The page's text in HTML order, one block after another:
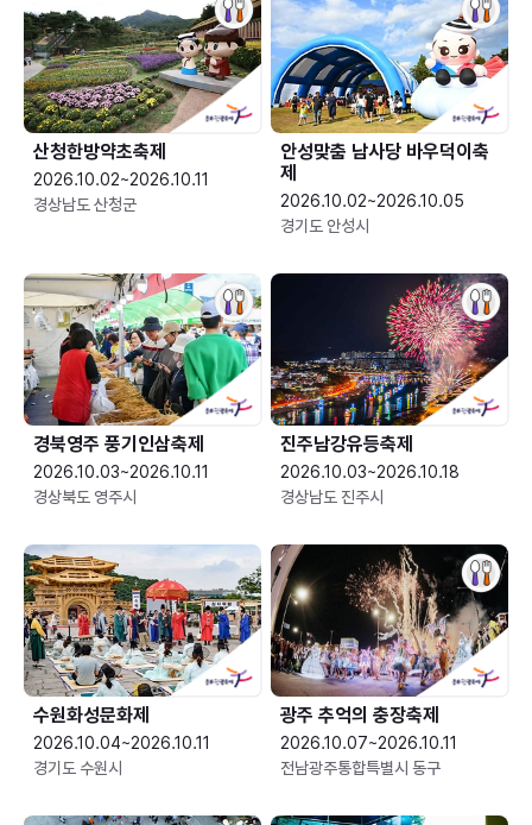
산청한방약초축제
2026.10.02~2026.10.11
경상남도 산청군
안성맞춤 남사당 바우덕이축
제
2026.10.02~2026.10.05
경기도 안성시
경북영주 풍기인삼축제
2026.10.03~2026.10.11
경상북도 영주시
진주남강유등축제
2026.10.03~2026.10.18
경상남도 진주시
수원화성문화제
2026.10.04~2026.10.11
경기도 수원시
광주 추억의 충장축제
2026.10.07~2026.10.11
전남광주통합특별시 동구